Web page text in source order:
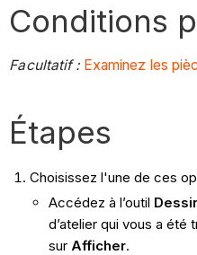
Conditions
Facultatif : Examinez les
Étapes
Choisissez l'une de ces
Accédez à l’outil
d’atelier qui vous a été
sur Afficher.